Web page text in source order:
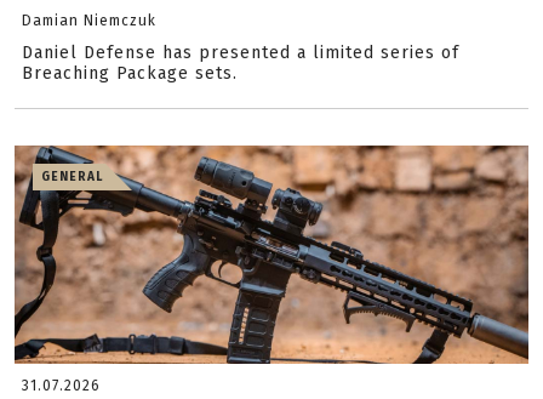
Damian Niemczuk
Daniel Defense has presented a limited series of
Breaching Package sets.
GENERAL
31.07.2026